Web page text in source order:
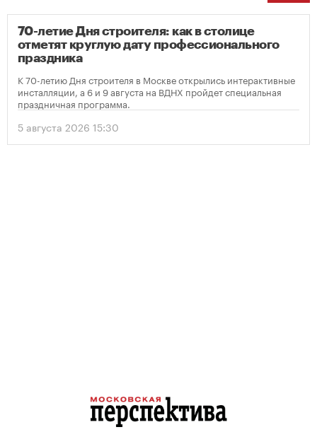
70-летие Дня строителя: как в столице
отметят круглую дату профессионального
праздника
К 70-летию Дня строителя в Москве открылись интерактивные
инсталляции, а 6 и 9 августа на ВДНХ пройдет специальная
праздничная программа.
5 августа 2026 15:30